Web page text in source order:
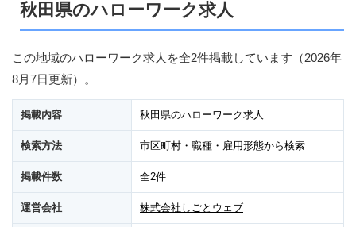
秋田県のハローワーク求人
この地域のハローワーク求人を全2件掲載しています（2026年
8月7日更新）。
掲載内容 秋田県のハローワーク求人
検索方法 市区町村・職種・雇用形態から検索
掲載件数 全2件
運営会社 株式会社しごとウェブ